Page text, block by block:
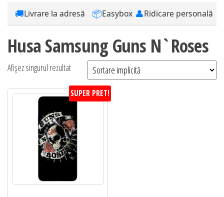
🚚Livrare la adresă 📦Easybox 👤Ridicare personală
Husa Samsung Guns N`Roses
Afișez singurul rezultat
SUPER PRET!